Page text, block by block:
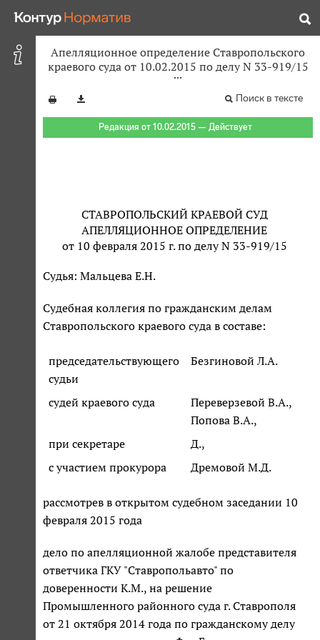
Апелляционное определение Ставропольского
краевого суда от 10.02.2015 по делу N 33-919/15
Поиск в тексте
Редакция от 10.02.2015 — Действует
СТАВРОПОЛЬСКИЙ КРАЕВОЙ СУД
АПЕЛЛЯЦИОННОЕ ОПРЕДЕЛЕНИЕ
от 10 февраля 2015 г. по делу N 33-919/15
Судья: Мальцева Е.Н.
Судебная коллегия по гражданским делам
Ставропольского краевого суда в составе:
председательствующего
судьи
Безгиновой Л.А.
судей краевого суда
Переверзевой В.А.,
Попова В.А.,
при секретаре
Д.,
с участием прокурора
Дремовой М.Д.
рассмотрев в открытом судебном заседании 10
февраля 2015 года
дело по апелляционной жалобе представителя
ответчика ГКУ "Ставропольавто" по
доверенности К.М., на решение
Промышленного районного суда г. Ставрополя
от 21 октября 2014 года по гражданскому делу